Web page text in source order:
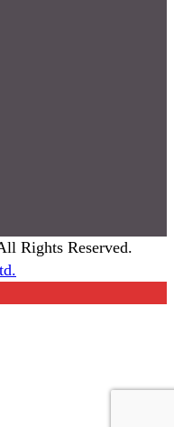
Rights Reserved.